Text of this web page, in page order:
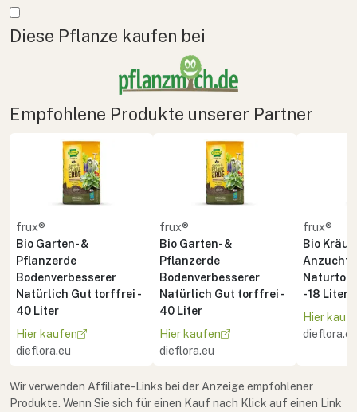
Mehr anzeigen
Diese Pflanze kaufen bei
Empfohlene Produkte unserer Partner
frux®
Bio Garten- &
Pflanzerde
Bodenverbesserer
Natürlich Gut torffrei -
40 Liter
Hier kaufen
dieflora.eu
frux®
Bio Garten- &
Pflanzerde
Bodenverbesserer
Natürlich Gut torffrei -
40 Liter
Hier kaufen
dieflora.eu
frux®
Bio
Naturton
- 18 Liter
Hier
dieflora.eu
Wir verwenden Affiliate-Links bei der Anzeige empfohlener
Produkte. Wenn Sie sich für einen Kauf nach Klick auf einen Link